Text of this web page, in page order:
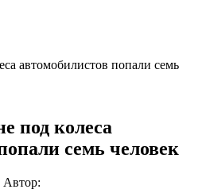
автомобилистов попали семь
под колеса
семь человек
Автор: